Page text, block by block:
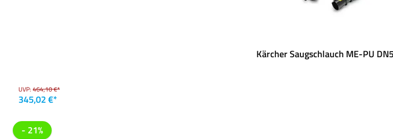
Kärcher Saugschlauch ME-PU
UVP: 464,10 €*
345,02 €*
- 21%